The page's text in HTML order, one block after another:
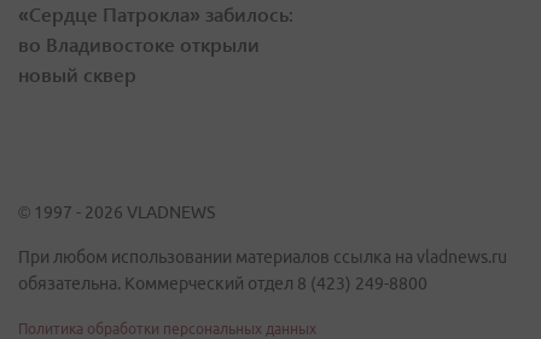
«Сердце Патрокла» забилось:
во Владивостоке открыли
новый сквер
© 1997 - 2026 VLADNEWS
При любом использовании материалов ссылка на vladnews.ru
обязательна. Коммерческий отдел 8 (423) 249-8800
Политика обработки персональных данных